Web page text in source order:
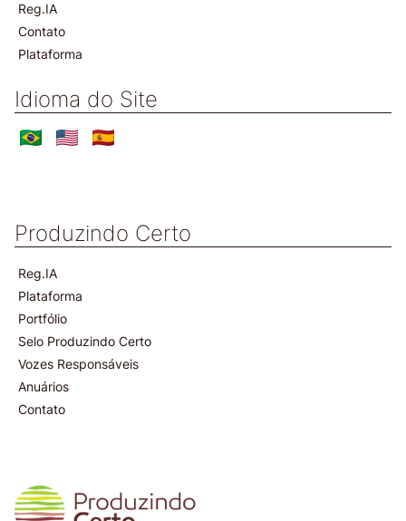
Reg.IA
Contato
Plataforma
Idioma do Site
Produzindo Certo
Reg.IA
Plataforma
Portfólio
Selo Produzindo Certo
Vozes Responsáveis
Anuários
Contato